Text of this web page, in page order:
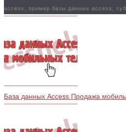
access, пример базы данных access,
База данных Access Продажа